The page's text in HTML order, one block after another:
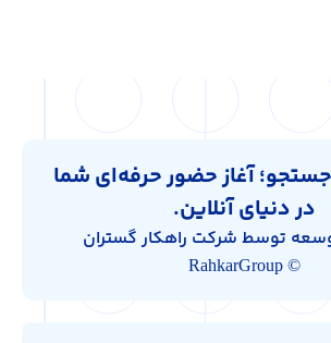
آغاز حضور حرفه‌ای شما
در دنیای آنلاین.
توسط شرکت راهکار گستران
© RahkarGroup